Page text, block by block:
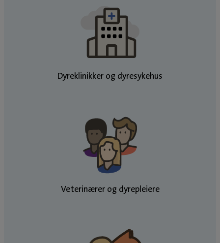
Dyreklinikker og dyresykehus
Veterinærer og dyrepleiere